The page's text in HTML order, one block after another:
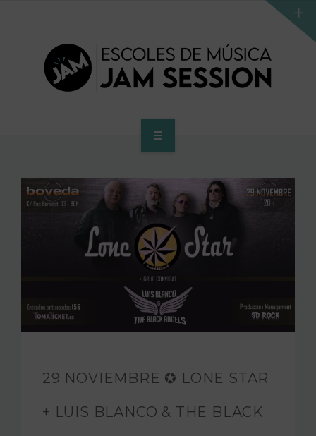
ESCUELA
PROGRAMA DE ACCESO AL SUPERIOR
FUNDACIÓN JAM
29 NOVIEMBRE ✪ LONE STAR
+ LUIS BLANCO & THE BLACK